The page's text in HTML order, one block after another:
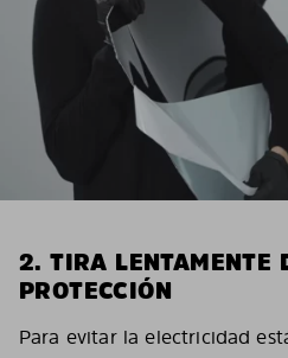
2. TIRA LENTAMENTE
PROTECCIÓN
Para evitar la electricidad